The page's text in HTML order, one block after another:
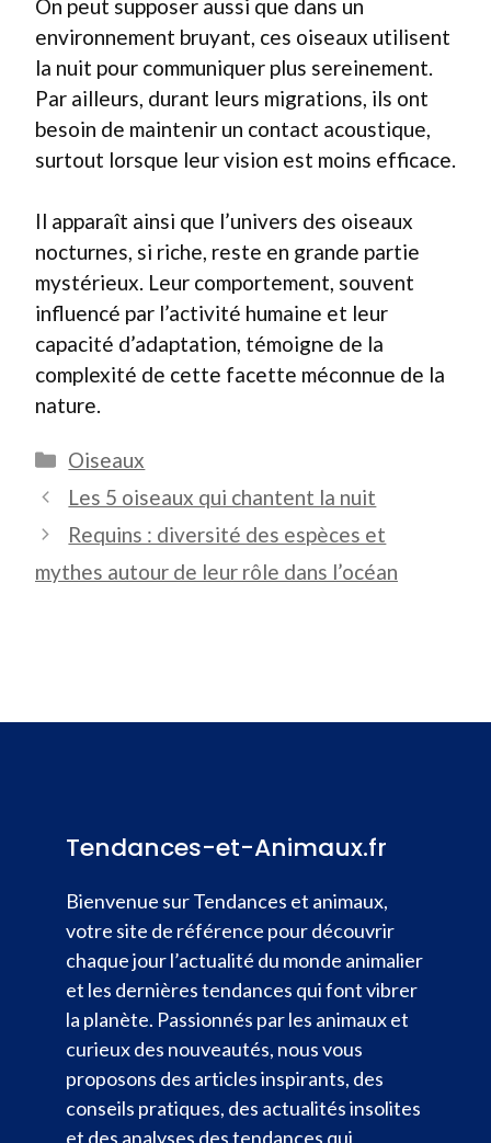
On peut supposer aussi que dans un
environnement bruyant, ces oiseaux utilisent
la nuit pour communiquer plus sereinement.
Par ailleurs, durant leurs migrations, ils ont
besoin de maintenir un contact acoustique,
surtout lorsque leur vision est moins efficace.
Il apparaît ainsi que l’univers des oiseaux
nocturnes, si riche, reste en grande partie
mystérieux. Leur comportement, souvent
influencé par l’activité humaine et leur
capacité d’adaptation, témoigne de la
complexité de cette facette méconnue de la
nature.
Catégories
Oiseaux
Les 5 oiseaux qui chantent la nuit
Requins : diversité des espèces et
mythes autour de leur rôle dans l’océan
Tendances-et-Animaux.fr
Bienvenue sur Tendances et animaux,
votre site de référence pour découvrir
chaque jour l’actualité du monde animalier
et les dernières tendances qui font vibrer
la planète. Passionnés par les animaux et
curieux des nouveautés, nous vous
proposons des articles inspirants, des
conseils pratiques, des actualités insolites
et des analyses des tendances qui